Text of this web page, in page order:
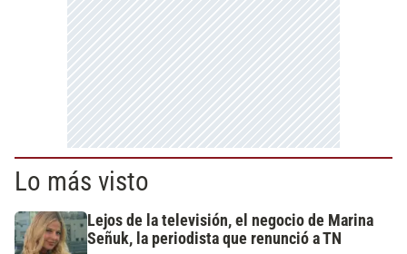
Lo más visto
Lejos de la televisión, el negocio de Marina
Señuk, la periodista que renunció a TN